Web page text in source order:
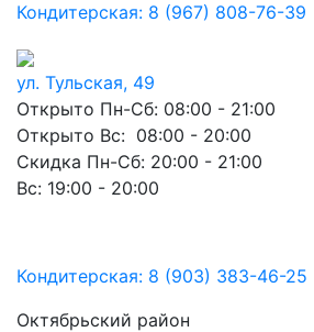
Кондитерская: 8 (967) 808-76-39
ул. Тульская, 49
Открыто Пн-Сб: 08:00 - 21:00
Открыто Вс: 08:00 - 20:00
Скидка Пн-Сб: 20:00 - 21:00
Вс: 19:00 - 20:00
Кондитерская: 8 (903) 383-46-25
Октябрьский район